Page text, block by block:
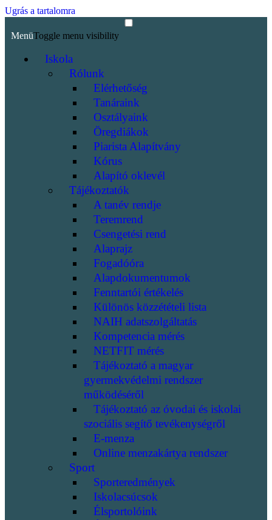
Ugrás a tartalomra
MenüToggle menu visibility
Iskola
Rólunk
Elérhetőség
Tanáraink
Osztályaink
Öregdiákok
Piarista Alapítvány
Kórus
Alapító oklevél
Tájékoztatók
A tanév rendje
Teremrend
Csengetési rend
Alaprajz
Fogadóóra
Alapdokumentumok
Fenntartói értékelés
Különös közzétételi lista
NAIH adatszolgáltatás
Kompetencia mérés
NETFIT mérés
Tájékoztató a magyar
gyermekvédelmi rendszer
működéséről
Tájékoztató az óvodai és iskolai
szociális segítő tevékenységről
E-menza
Online menzakártya rendszer
Sport
Sporteredmények
Iskolacsúcsok
Élsportolóink